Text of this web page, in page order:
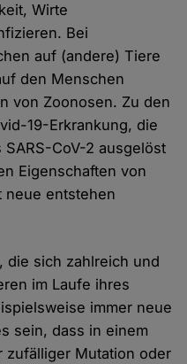
Wirte
Bei
auf (andere) Tiere
den Menschen
von Zoonosen. Zu den
19-Erkrankung, die
CoV-2 ausgelöst
Eigenschaften von
neue entstehen
die sich zahlreich und
im Laufe ihres
immer neue
sein, dass in einem
zufälliger Mutation oder